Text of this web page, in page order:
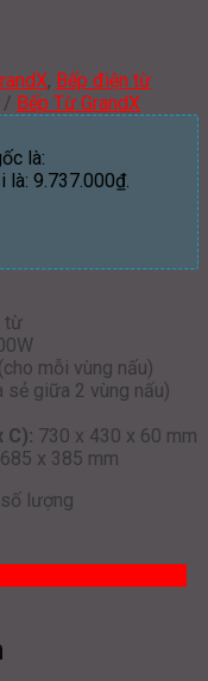
, Bếp điện từ
/ Bếp Từ GrandX
là:
là: 9.737.000₫.
từ
mỗi vùng nấu)
sẻ giữa 2 vùng nấu)
C): 730 x 430 x 60 mm
685 x 385 mm
lượng
qua ĐT: 0919 386